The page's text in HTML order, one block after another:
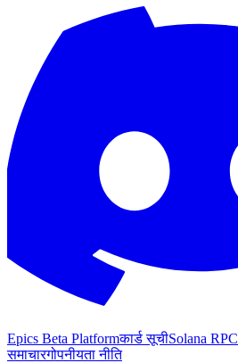
Epics Beta Platformकार्ड सूचीSolana RPC
समाचारगोपनीयता नीति